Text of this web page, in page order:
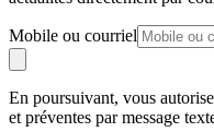
Mobile ou courriel
En poursuivant, vous
et préventes par message